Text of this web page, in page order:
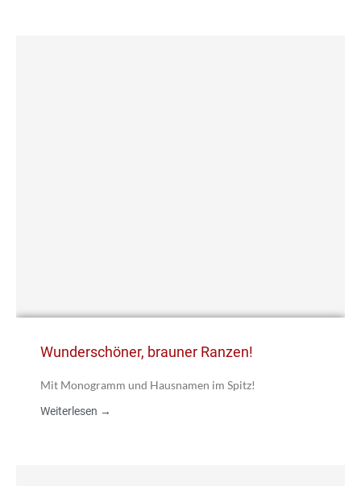
Wunderschöner, brauner Ranzen!
Mit Monogramm und Hausnamen im Spitz!
Weiterlesen →